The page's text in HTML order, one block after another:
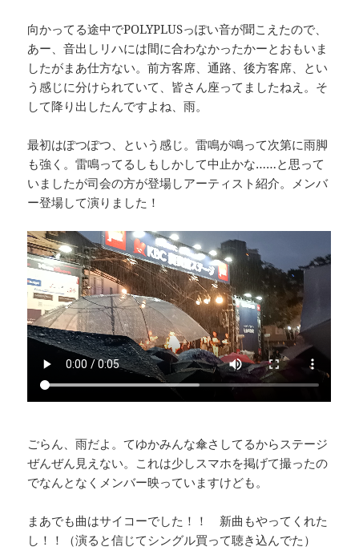
向かってる途中でPOLYPLUSっぽい音が聞こえたので、
あー、音出しリハには間に合わなかったかーとおもいま
したがまあ仕方ない。前方客席、通路、後方客席、とい
う感じに分けられていて、皆さん座ってましたねえ。そ
して降り出したんですよね、雨。
最初はぽつぽつ、という感じ。雷鳴が鳴って次第に雨脚
も強く。雷鳴ってるしもしかして中止かな……と思って
いましたが司会の方が登場しアーティスト紹介。メンバ
ー登場して演りました！
ごらん、雨だよ。てゆかみんな傘さしてるからステージ
ぜんぜん見えない。これは少しスマホを掲げて撮ったの
でなんとなくメンバー映っていますけども。
まあでも曲はサイコーでした！！ 新曲もやってくれた
し！！（演ると信じてシングル買って聴き込んでた）